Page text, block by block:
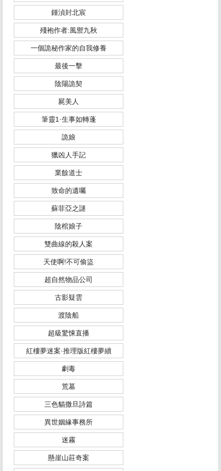
鍾湞封北宸
殘袍作者:風禦九秋
一個詭秘作家的自我修養
最後一擊
陰陽詭契
屍美人
筆靈1·生事如轉蓬
詭娘
獵凶人手記
業餘道士
致命的遺囑
蘇菲亞之謎
陰棺娘子
雙曲線的殺人案
天使啊!不可偷盜
超自然物品公司
古影疑雲
渡陰船
超級驚悚直播
紅樓夢迷案·推理版紅樓夢續
劇毒
荒墓
三色貓撒旦詩篇
異世姻緣事務所
迷霧
懸崖山莊奇案